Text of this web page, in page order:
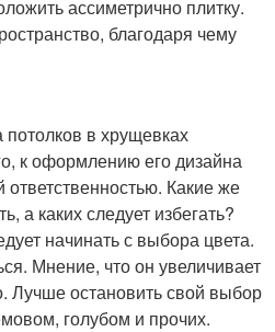
ассиметрично плитку.
благодаря чему
потолков в хрущевках
к оформлению его дизайна
ответственностью. Какие же
а каких следует избегать?
начинать с выбора цвета.
Мнение, что он увеличивает
Лучше остановить свой выбор
голубом и прочих.